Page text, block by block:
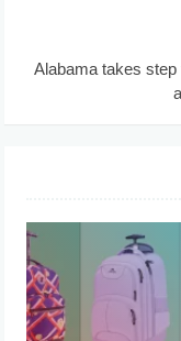
Alabama takes